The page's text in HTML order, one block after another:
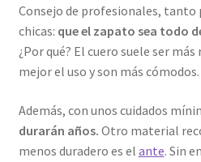
Consejo de profesionales, tanto
chicas: que el zapato sea todo
¿Por qué? El cuero suele ser
mejor el uso y son más cómodos.
Además, con unos cuidados
durarán años. Otro material
menos duradero es el ante. Sin